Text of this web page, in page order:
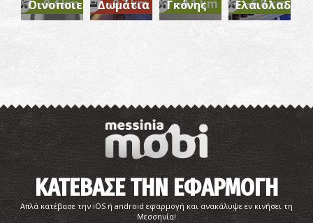
Ναός του Σωτήρος (Χριστιάνοι)
ΒΥΖΑΝΤΙΟ ~9.9Km
~9.4 km
Οινοποιείο
~9.7 km
Δωμάτια
~4.1 km
Γκόνης
~6.8 km
Ελαιόλαδο
ΚΑΤΕΒΑΣΕ ΤΗΝ ΕΦΑΡΜΟΓΗ
Απλά κατέβασε την iOS ή android εφαρμογή και ανακάλυψε εν κινήσει τη
Μεσσηνία!